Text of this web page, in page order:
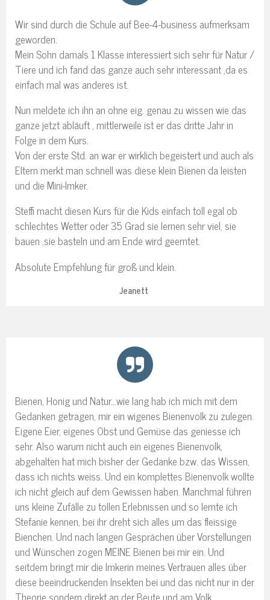
Wir sind durch die Schule auf Bee-4-business aufmerksam
geworden.
Mein Sohn damals 1 Klasse interessiert sich sehr für Natur /
Tiere und ich fand das ganze auch sehr interessant ,da es
einfach mal was anderes ist.
Nun meldete ich ihn an ohne eig. genau zu wissen wie das
ganze jetzt abläuft , mittlerweile ist er das dritte Jahr in
Folge in dem Kurs.
Von der erste Std. an war er wirklich begeistert und auch als
Eltern merkt man schnell was diese klein Bienen da leisten
und die Mini-Imker.
Steffi macht diesen Kurs für die Kids einfach toll egal ob
schlechtes Wetter oder 35 Grad sie lernen sehr viel, sie
bauen ,sie basteln und am Ende wird geerntet.
Absolute Empfehlung für groß und klein.
Jeanett
Bienen, Honig und Natur...wie lang hab ich mich mit dem
Gedanken getragen, mir ein wigenes Bienenvolk zu zulegen.
Eigene Eier, eigenes Obst und Gemüse das geniesse ich
sehr. Also warum nicht auch ein eigenes Bienenvolk,
abgehalten hat mich bisher der Gedanke bzw. das Wissen,
dass ich nichts weiss. Und ein komplettes Bienenvolk wollte
ich nicht gleich auf dem Gewissen haben. Manchmal führen
uns kleine Zufälle zu tollen Erlebnissen und so lernte ich
Stefanie kennen, bei ihr dreht sich alles um das fleissige
Bienchen. Und nach langen Gesprächen über Vorstellungen
und Wünschen zogen MEINE Bienen bei mir ein. Und
seitdem bringt mir die Imkerin meines Vertrauen alles über
diese beeindruckenden Insekten bei und das nicht nur in der